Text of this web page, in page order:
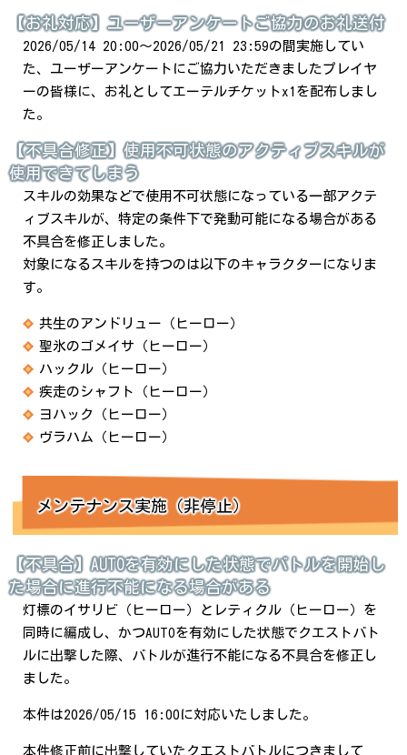
【お礼対応】ユーザーアンケートご協力のお礼送付
2026/05/14 20:00～2026/05/21 23:59の間実施してい
た、ユーザーアンケートにご協力いただきましたプレイヤ
ーの皆様に、お礼としてエーテルチケットx1を配布しまし
た。
【不具合修正】使用不可状態のアクティブスキルが
使用できてしまう
スキルの効果などで使用不可状態になっている一部アクテ
ィブスキルが、特定の条件下で発動可能になる場合がある
不具合を修正しました。
対象になるスキルを持つのは以下のキャラクターになりま
す。
共生のアンドリュー（ヒーロー）
聖氷のゴメイサ（ヒーロー）
ハックル（ヒーロー）
疾走のシャフト（ヒーロー）
ヨハック（ヒーロー）
ヴラハム（ヒーロー）
メンテナンス実施（非停止）
【不具合】AUTOを有効にした状態でバトルを開始し
た場合に進行不能になる場合がある
灯標のイサリビ（ヒーロー）とレティクル（ヒーロー）を
同時に編成し、かつAUTOを有効にした状態でクエストバト
ルに出撃した際、バトルが進行不能になる不具合を修正し
ました。
本件は2026/05/15 16:00に対応いたしました。
本件修正前に出撃していたクエストバトルにつきまして